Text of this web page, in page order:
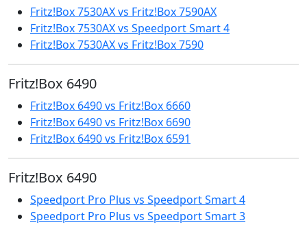
Fritz!Box 7530AX vs Fritz!Box 7590AX
Fritz!Box 7530AX vs Speedport Smart 4
Fritz!Box 7530AX vs Fritz!Box 7590
Fritz!Box 6490
Fritz!Box 6490 vs Fritz!Box 6660
Fritz!Box 6490 vs Fritz!Box 6690
Fritz!Box 6490 vs Fritz!Box 6591
Fritz!Box 6490
Speedport Pro Plus vs Speedport Smart 4
Speedport Pro Plus vs Speedport Smart 3